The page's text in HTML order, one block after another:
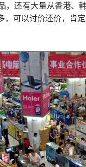
，还有大量从香港、
，可以讨价还价，肯